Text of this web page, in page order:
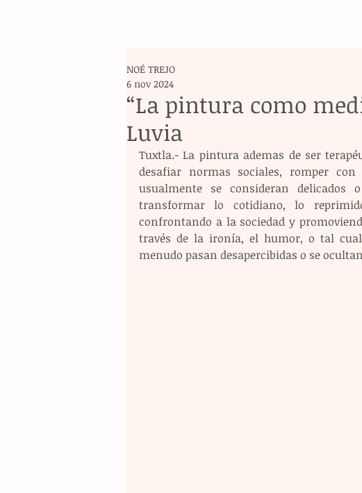
“La pintura como
Luvia
NOÉ TREJO
6 nov 2024
Tuxtla.- La pintura ademas de ser
desafiar normas sociales, romper
usualmente se consideran delicados
transformar lo cotidiano, lo
confrontando a la sociedad y
través de la ironía, el humor, o tal
menudo pasan desapercibidas o se